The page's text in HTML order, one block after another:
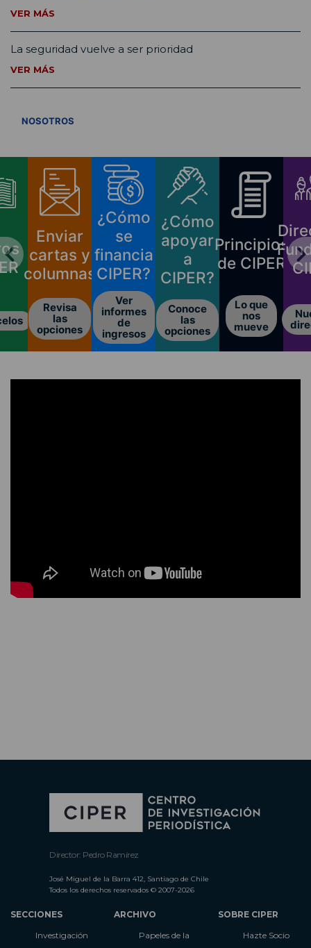
VER MÁS
La seguridad vuelve a ser prioridad
VER MÁS
NOSOTROS
Enviar
y
Revisa
las
opciones
¿Cómo
se
financia
CIPER?
Ver
informes
de
ingresos
¿Cómo
apoyar
a
CIPER?
Conoce
opciones
Principios
de CIPER
Lo que
nos
mueve
CIPER
Nuestro
directorio
Director: Pedro Ramírez
José Miguel de la Barra 412, Santiago de Chile
Todos los derechos reservados © 2007-2026
SECCIONES
Investigación
ARCHIVO
Papeles de la
SOBRE CIPER
Hazte Socio